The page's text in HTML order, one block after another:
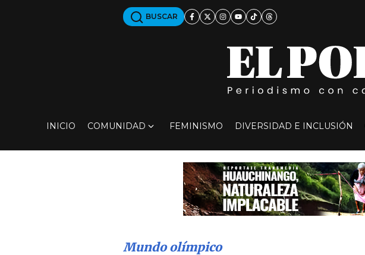
BUSCAR
INICIO COMUNIDAD FEMINISMO DIVERSIDAD E INCLUSIÓN
Mundo olímpico